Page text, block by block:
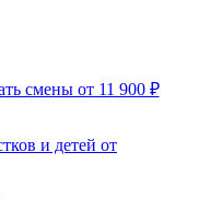
смены от 11 900 ₽
и детей от